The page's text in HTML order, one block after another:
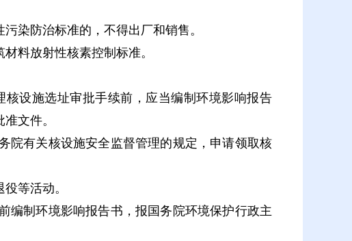
染防治标准的，不得出厂和销售。
料放射性核素控制标准。
设施选址审批手续前，应当编制环境影响报告
文件。
院有关核设施安全监督管理的规定，申请领取核
等活动。
制环境影响报告书，报国务院环境保护行政主